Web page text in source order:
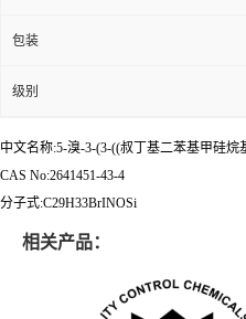
包装
级别
中文名称:5-溴-3-(3-((叔丁基二苯基甲硅
CAS No:2641451-43-4
分子式:C29H33BrINOSi
相关产品：